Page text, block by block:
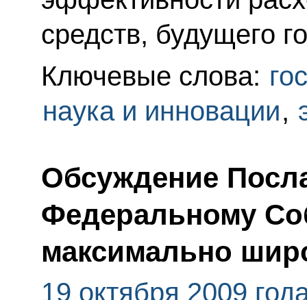
средств, будущего
Ключевые слова:
наука и инновации,
Обсуждение
Федеральному
максимально
19 октября 2009